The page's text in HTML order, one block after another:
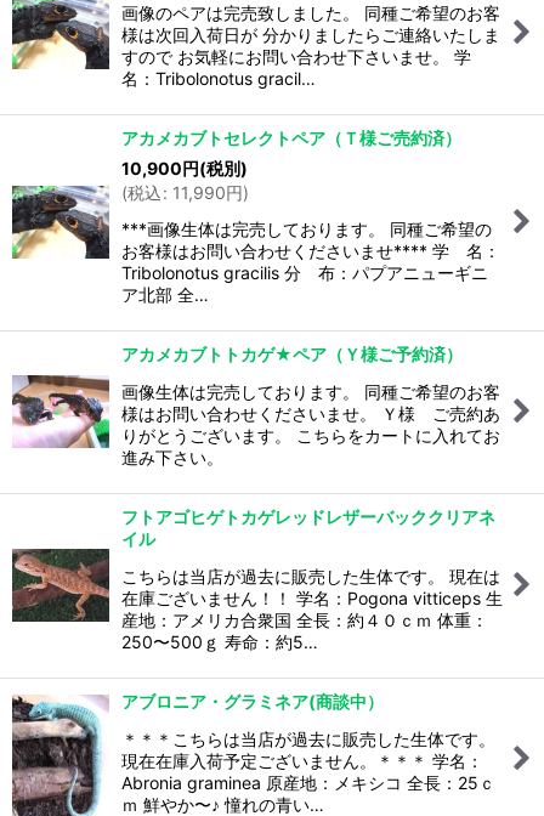
画像のペアは完売致しました。 同種ご希望のお客
様は次回入荷日が 分かりましたらご連絡いたしま
すので お気軽にお問い合わせ下さいませ。 学
名：Tribolonotus gracil…
アカメカブトセレクトペア（Ｔ様ご売約済）
10,900円(税別)
(税込: 11,990円)
***画像生体は完売しております。 同種ご希望の
お客様はお問い合わせくださいませ**** 学 名：
Tribolonotus gracilis 分 布：パプアニューギニ
ア北部 全…
アカメカブトトカゲ★ペア（Ｙ様ご予約済）
画像生体は完売しております。 同種ご希望のお客
様はお問い合わせくださいませ。 Ｙ様 ご売約あ
りがとうございます。 こちらをカートに入れてお
進み下さい。
フトアゴヒゲトカゲレッドレザーバッククリアネ
イル
こちらは当店が過去に販売した生体です。 現在は
在庫ございません！！ 学名：Pogona vitticeps 生
産地：アメリカ合衆国 全長：約４０ｃｍ 体重：
250〜500ｇ 寿命：約5…
アブロニア・グラミネア(商談中）
＊＊＊こちらは当店が過去に販売した生体です。
現在在庫入荷予定ございません。＊＊＊ 学名：
Abronia graminea 原産地：メキシコ 全長：25ｃ
ｍ 鮮やか〜♪ 憧れの青い…